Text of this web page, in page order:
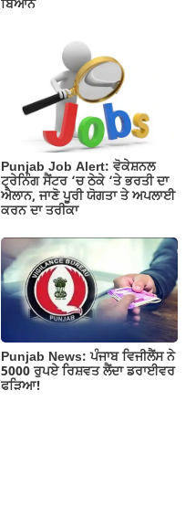
ਬਿਆਨ
Punjab Job Alert: ਵੋਕੇਸ਼ਨਲ
ਟ੍ਰੇਨਿੰਗ ਸੈਂਟਰ ‘ਚ ਠੇਕੇ ‘ਤੇ ਭਰਤੀ ਦਾ
ਐਲਾਨ, ਜਾਣੋ ਪੂਰੀ ਯੋਗਤਾ ਤੇ ਅਪਲਾਈ
ਕਰਨ ਦਾ ਤਰੀਕਾ
Punjab News: ਪੰਜਾਬ ਵਿਜੀਲੈਂਸ ਨੇ
5000 ਰੁਪਏ ਰਿਸ਼ਵਤ ਲੈਂਦਾ ਡਰਾਈਵਰ
ਫੜਿਆ!